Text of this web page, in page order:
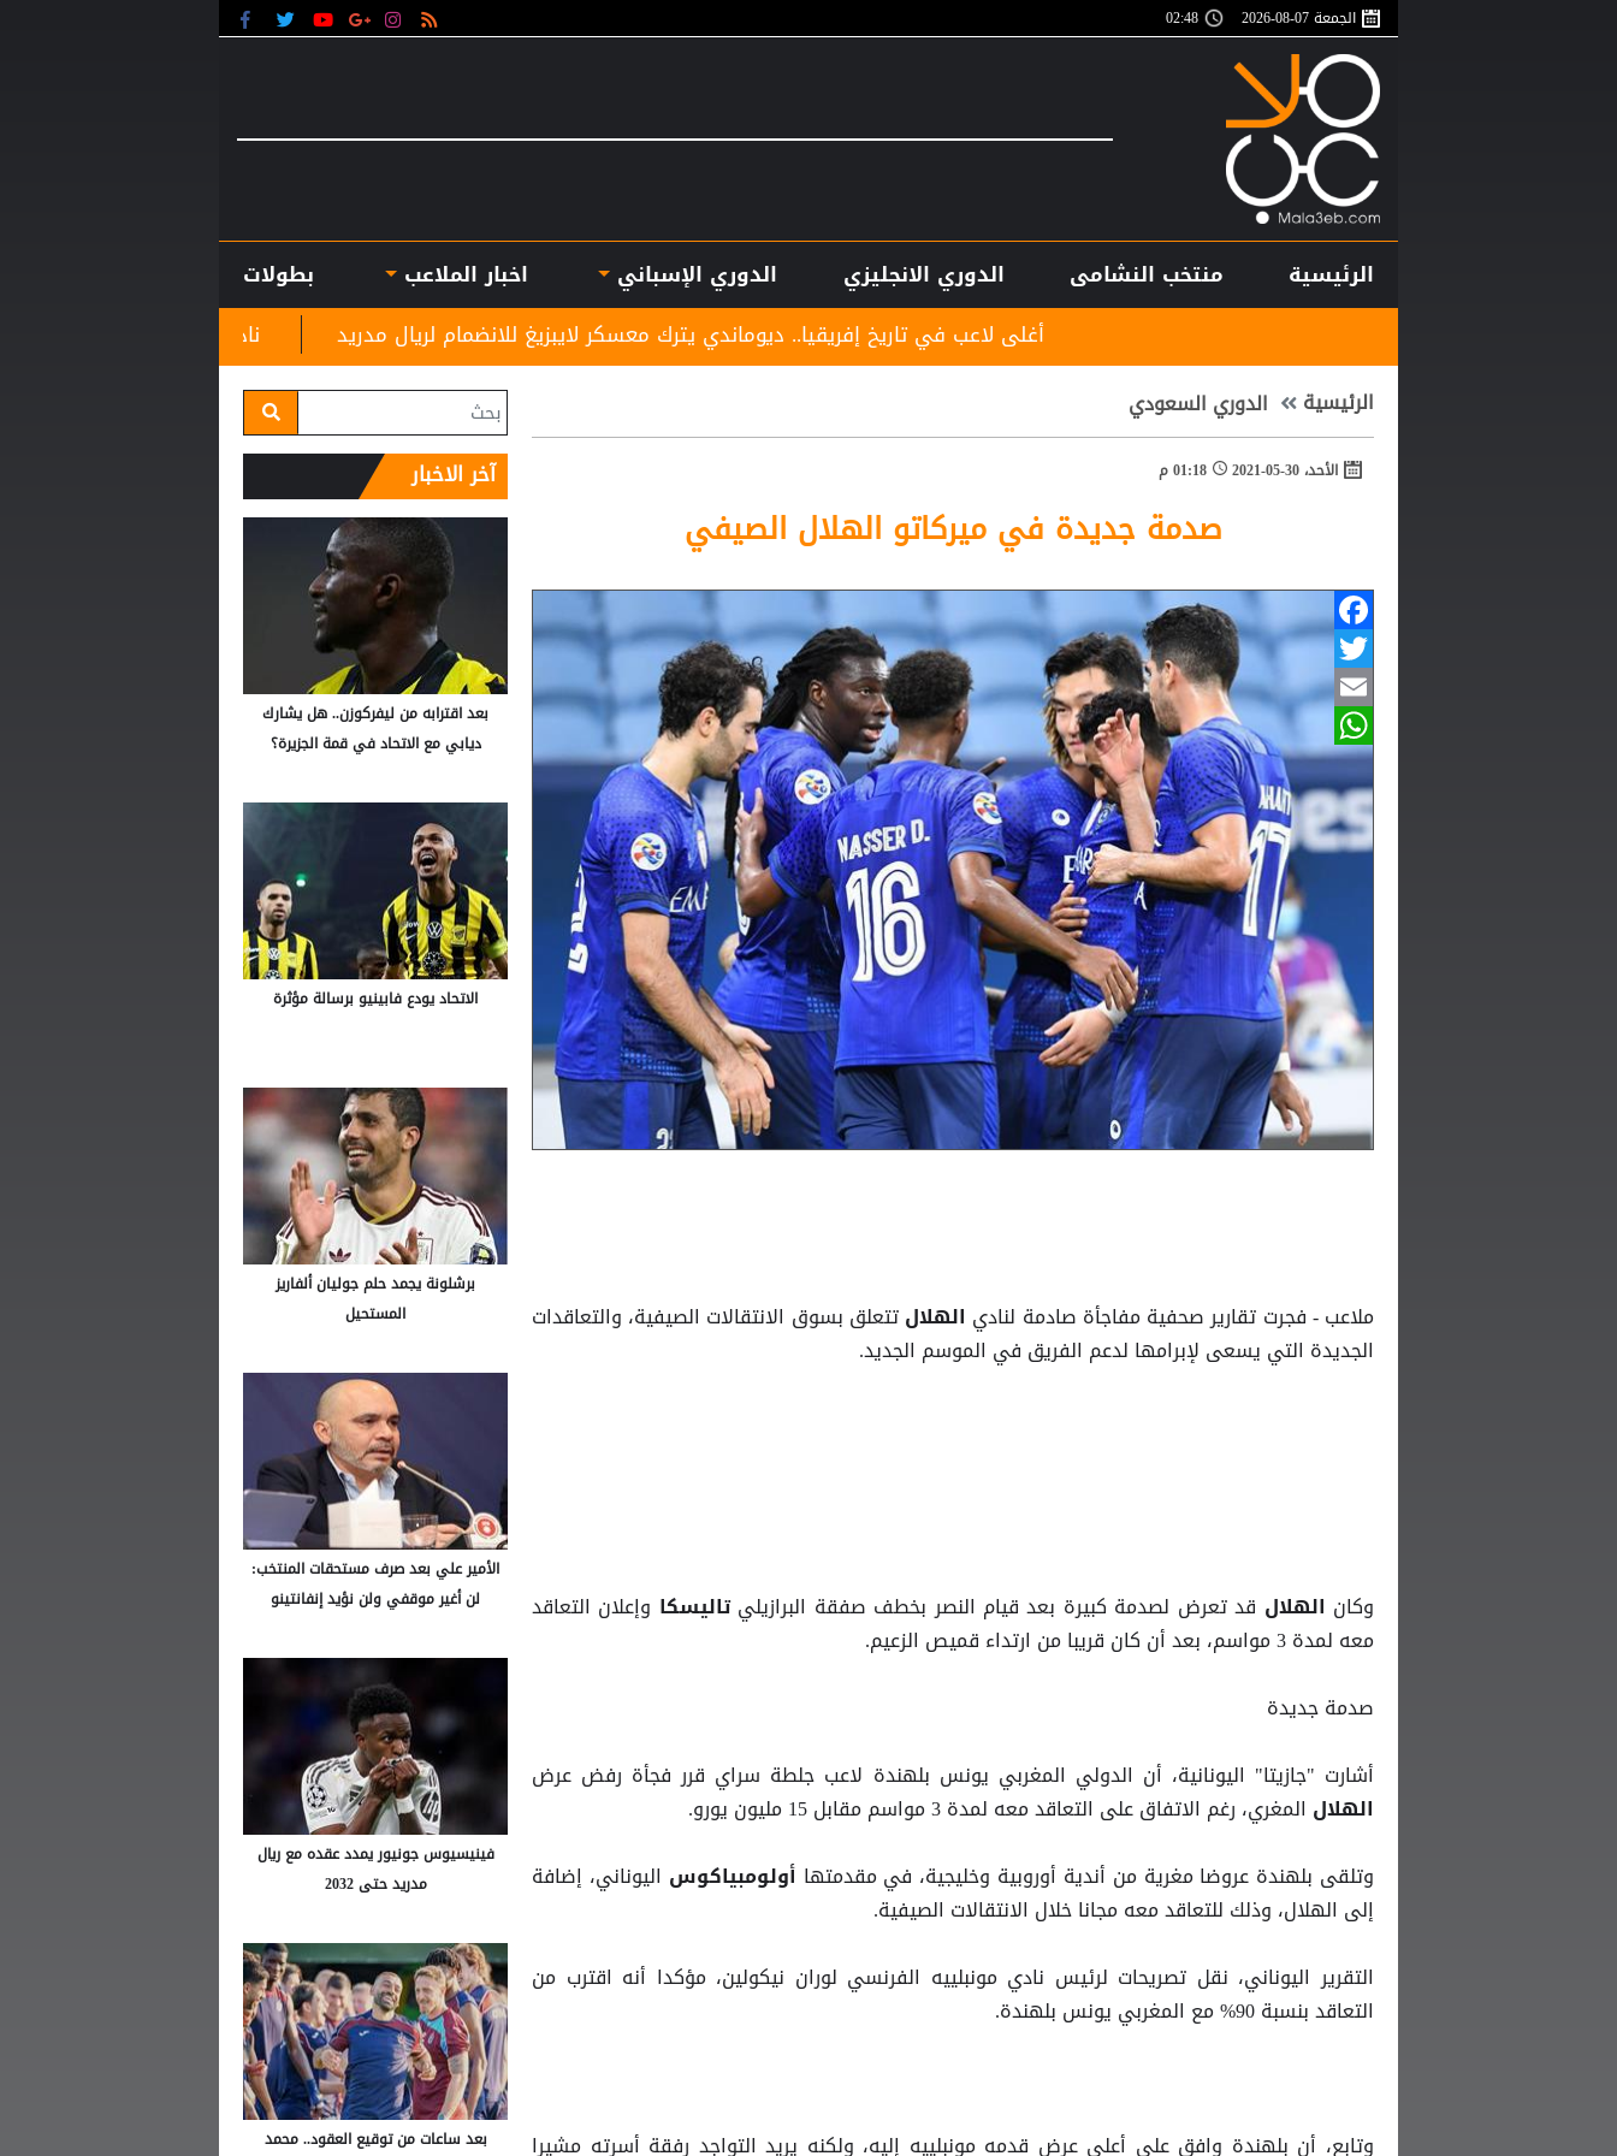
الجمعة 07-08-2026 02:48
الرئيسية منتخب النشامى الدوري الانجليزي الدوري الإسباني اخبار الملاعب
بطولات
نادي الرمثا يستقبل مدربه الجديد غاسانين
أغلى لاعب في تاريخ إفريقيا.. ديوماندي يترك معسكر لايبزيغ للانضمام لريال مدريد
الرئيسية الدوري السعودي
الأحد، 30-05-2021 01:18 م
صدمة جديدة في ميركاتو الهلال الصيفي
Facebook
Twitter
Email
WhatsApp
ملاعب - فجرت تقارير صحفية مفاجأة صادمة لنادي الهلالتتعلق بسوق الانتقالات الصيفية، والتعاقدات
الجديدة التي يسعى لإبرامها لدعم الفريق في الموسم الجديد.
وكان الهلال قد تعرض لصدمة كبيرة بعد قيام النصر بخطف صفقة البرازيلي تاليسكا وإعلان التعاقد
معه لمدة 3 مواسم، بعد أن كان قريبا من ارتداء قميص الزعيم.
صدمة جديدة
أشارت "جازيتا" اليونانية، أن الدولي المغربي يونس بلهندة لاعب جلطة سراي قرر فجأة رفض عرض
الهلال المغري، رغم الاتفاق على التعاقد معه لمدة 3 مواسم مقابل 15 مليون يورو.
وتلقى بلهندة عروضا مغرية من أندية أوروبية وخليجية، في مقدمتها أولومبياكوس اليوناني، إضافة
إلى الهلال، وذلك للتعاقد معه مجانا خلال الانتقالات الصيفية.
التقرير اليوناني، نقل تصريحات لرئيس نادي مونبلييه الفرنسي لوران نيكولين، مؤكدا أنه اقترب من
التعاقد بنسبة 90% مع المغربي يونس بلهندة.
وتابع، أن بلهندة وافق على أعلى عرض قدمه مونبلييه إليه، ولكنه يريد التواجد رفقة أسرته مشيرا
آخر الاخبار
بعد اقترابه من ليفركوزن.. هل يشارك
ديابي مع الاتحاد في قمة الجزيرة؟
الاتحاد يودع فابينيو برسالة مؤثرة
برشلونة يجمد حلم جوليان ألفاريز
المستحيل
الأمير علي بعد صرف مستحقات المنتخب:
لن أغير موقفي ولن نؤيد إنفانتينو
فينيسيوس جونيور يمدد عقده مع ريال
مدريد حتى 2032
بعد ساعات من توقيع العقود.. محمد